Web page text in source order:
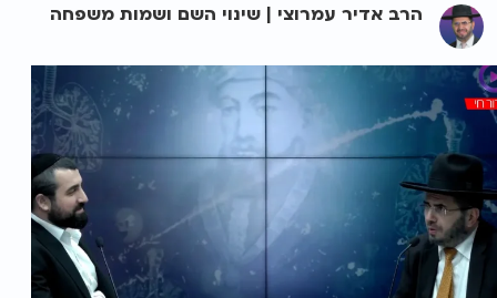
הרב אדיר עמרוצי | שינוי השם ושמות משפחה